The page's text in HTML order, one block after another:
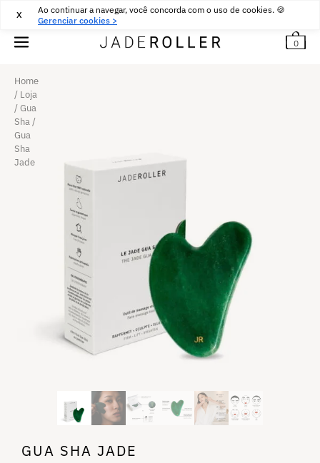
Ao continuar a navegar, você concorda com o uso de cookies. 🍪
Gerenciar cookies >
X ENTREGA GRÁTIS A PARTIR DE16 000 ₨COMPRAR
0
Home
/ Loja
/Gua
Sha /
Gua
Sha
Jade
GUA SHA JADE